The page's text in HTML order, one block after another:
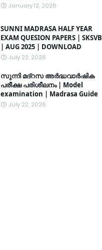
January 12, 2026
SUNNI MADRASA HALF YEAR
EXAM QUESION PAPERS | SKSVB
| AUG 2025 | DOWNLOAD
July 22, 2026
സുന്നി മദ്റസ അർദ്ധവാർഷിക
പരീക്ഷ പരിശീലനം | Model
examination | Madrasa Guide
July 22, 2026